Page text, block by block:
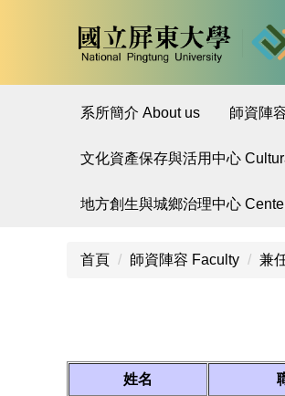
系所簡介 About us 師資陣
文化資產保存與活用中心
地方創生與城鄉治理中心
首頁 師資陣容 Faculty 兼
姓名